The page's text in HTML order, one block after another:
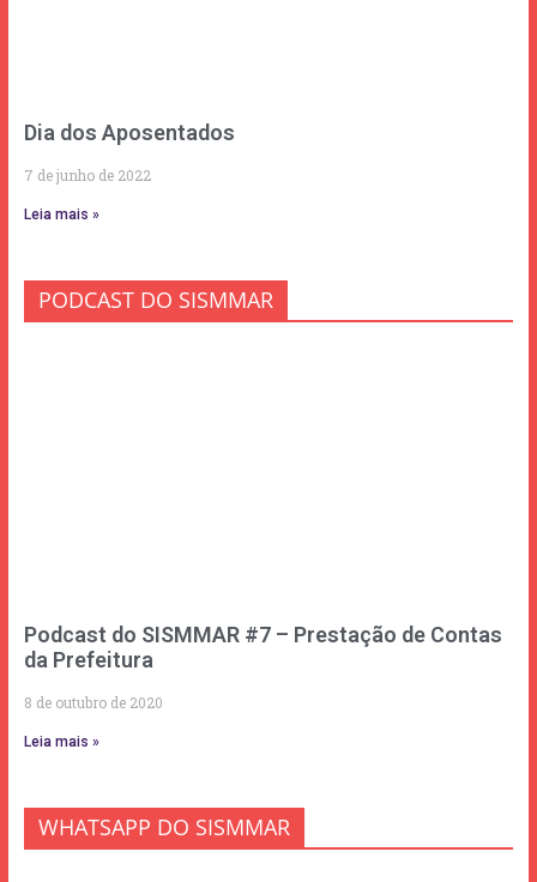
Dia dos Aposentados
7 de junho de 2022
Leia mais »
PODCAST DO SISMMAR
Podcast do SISMMAR #7 – Prestação de Contas
da Prefeitura
8 de outubro de 2020
Leia mais »
WHATSAPP DO SISMMAR